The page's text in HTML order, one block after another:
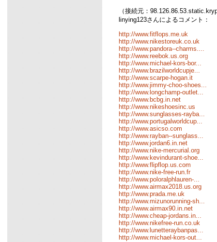
（接続元：
linying123さんによるコメント：
http://www.fitflops.me.uk
http://www.nikestoreuk.co.uk
http://www.pandora--charms....
http://www.reebok.us.org
http://www.michael-kors-bor...
http://www.brazilworldcupje...
http://www.scarpe-hogan.it
http://www.jimmy-choo-shoes...
http://www.longchamp-outlet...
http://www.bcbg.in.net
http://www.nikeshoesinc.us
http://www.sunglasses-rayba...
http://www.portugalworldcup...
http://www.asicso.com
http://www.rayban--sunglass...
http://www.jordan6.in.net
http://www.nike-mercurial.org
http://www.kevindurant-shoe...
http://www.flipflop.us.com
http://www.nike-free-run.fr
http://www.poloralphlauren-...
http://www.airmax2018.us.org
http://www.prada.me.uk
http://www.mizunorunning-sh...
http://www.airmax90.in.net
http://www.cheap-jordans.in...
http://www.nikefree-run.co.uk
http://www.lunetteraybanpas...
http://www.michael-kors-out...